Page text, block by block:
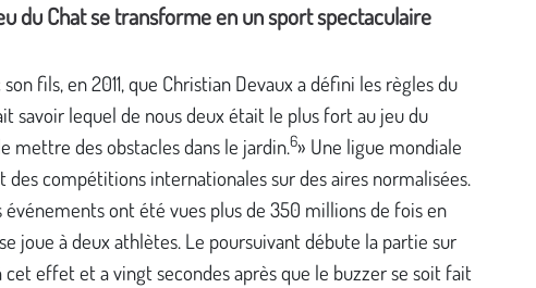
du Chat se transforme en un sport spectaculaire
son fils, en 2011, que Christian Devaux a défini les règles du
savoir lequel de nous deux était le plus fort au jeu du
mettre des obstacles dans le jardin.6» Une ligue mondiale
des compétitions internationales sur des aires normalisées.
événements ont été vues plus de 350 millions de fois en
joue à deux athlètes. Le poursuivant débute la partie sur
cet effet et a vingt secondes après que le buzzer se soit fait